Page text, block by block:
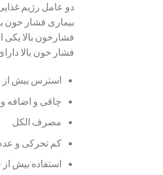
دو عامل رژیم
بیماری فشار خون
فشارخون بالا
فشار خون بالا
استرس بیش از
چاقی و اضافه
مصرف الکل
کم تحرکی و
استفاده بیش